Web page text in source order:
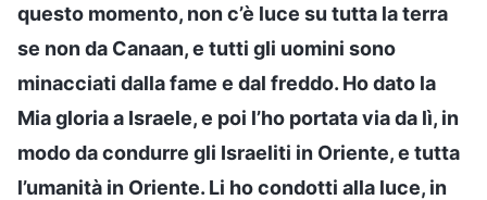
questo momento, non c’è luce su tutta la terra
se non da Canaan, e tutti gli uomini sono
minacciati dalla fame e dal freddo. Ho dato la
Mia gloria a Israele, e poi l’ho portata via da lì, in
modo da condurre gli Israeliti in Oriente, e tutta
l’umanità in Oriente. Li ho condotti alla luce, in